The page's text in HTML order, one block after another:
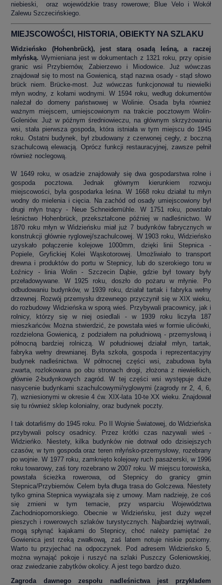
niebieski, oraz wojewódzkie trasy rowerowe; Blue Velo i Wokół
Zalewu Szczecińskiego.
MIEJSCOWOŚCI, HISTORIA, OBIEKTY NA SZLAKU
Widzieńsko (Hohenbrück), jest starą osadą leśną, a raczej
młyńską. Wymieniana jest w dokumentach z 1321 roku, przy opisie
granic wsi Przybiernów, Zabierzewo i Miodowice. Już wówczas
znajdował się to most na Gowienicą, stąd nazwa osady - stąd słowo
brück niem. Brücke-most. Już wówczas funkcjonował tu niewielki
młyn wodny, z kołami wodnymi. W 1594 roku, według dokumentów
należał do domeny państwowej w Wolinie. Osada była również
ważnym miejscem, umiejscowionym na trakcie pocztowym Wolin-
Goleniów. Już w późnym średniowieczu, na głównym skrzyżowaniu
wsi, stała pierwsza gospoda, która istniała w tym miejscu do 1945
roku. Ostatni budynek, był zbudowany z czerwonej cegły, z boczną
szachulcową elewacją. Oprócz funkcji restauracyjnej, zawsze pełnił
również noclegową.
W 1649 roku, w osadzie znajdowały się dwa gospodarstwa rolne i
gospoda pocztowa. Jednak głównym kierunkiem rozwoju
miejscowości, była gospodarka leśna. W 1668 roku działał tu młyn
wodny do mielenia i cięcia. Na zachód od osady umiejscowiony był
drugi młyn tnący - Neue Schneidemühle. W 1751 roku, powstało
leśnictwo Hohenbrück, przekształcone później w nadleśnictwo. W
1870 roku młyn w Widzieńsku miał już 7 budynków fabrycznych w
konstrukcji głównie ryglowej/szachulcowej. W 1903 roku, Widzieńsko
uzyskało połączenie kolejowe 1000mm, dzięki linii Stepnica -
Popiele, Gryfickiej Kolei Wąskotorowej. Umożliwiało to transport
drewna i produktów do portu w Stepnicy, lub do szerokiego toru w
Łoźnicy - linia Wolin - Szczecin Dąbie, gdzie był towary były
przeładowywane. W 1925 roku, doszło do pożaru w młynie. Po
odbudowaniu budynków, w 1939 roku, działał tartak i fabryka wełny
drzewnej. Rozwój przemysłu drzewnego przyczynił się w XIX wieku,
do rozbudowy Widzieńska w sporą wieś. Przybywali pracownicy, jak i
rolnicy, którzy się w niej osiedlali - w 1939 roku liczyła 187
mieszkańców. Można stwierdzić, że powstała wieś w formie ulicówki,
rozdzielona Gowienicą, z podziałem na południową - przemysłową i
północną bardziej rolniczą. W południowej działał młyn, tartak,
fabryka wełny drewnianej. Była szkoła, gospoda i reprezentacyjny
budynek nadleśnictwa. W północnej części wsi, zabudowa była
zwarta, rozlokowana po obu stronach drogi, złożona z niewielkich,
głównie 2-budynkowych zagród. W tej części wsi występuje duże
nasycenie budynkami szachulcowymi/ryglowymi (zagrody nr 2, 4, 6,
7), wzniesionymi w okresie 4 ćw. XIX-lata 10-te XX wieku. Znajdował
się tu również sklep kolonialny, oraz budynek poczty.
I tak dotarliśmy do 1945 roku. Po II Wojnie Światowej, do Widzieńska
przybywali polscy osadnicy. Przez krótki czas nazywali wieś -
Widzieńko. Niestety, kilka budynków nie dotrwał odo dzisiejszych
czasów, w tym gospoda oraz teren młyńsko-przemysłowy, rozebrany
po wojnie. W 1977 roku, zamknięto kolejowy ruch pasażerski, w 1996
roku towarowy, zaś tory rozebrano w 2007 roku. W miejscu torowiska,
powstała ścieżka rowerowa, od Stepnicy do granicy gmin
Stepnica/Przybiernów. Celem była długa trasa do Golczewa. Niestety
tylko gmina Stepnica wywiązała się z umowy. Mam nadzieję, że coś
się zmieni w tym temacie, przy wsparciu Województwa
Zachodniopomorskiego. Obecnie w Widzieńsku, jest duży węzeł
pieszych i rowerowych szlaków turystycznych. Najbardziej wytrwali,
mogą spłynąć kajakami do Stepnicy, choć należy pamiętać że
Gowienica jest rzeką zwałkową, zaś latem notuje niskie poziomy.
Warto tu przyjechać na odpoczynek. Pod adresem Widzieńsko 5,
można wynająć pokoje i ruszyć na szlaki Puszczy Goleniowskiej,
oraz zwiedzanie zabytków okolicy. A jest tego bardzo dużo.
Zagroda dawnego zespołu nadleśnictwa jest przykładem